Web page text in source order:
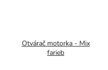
Otvárač motorka - Mix
farieb